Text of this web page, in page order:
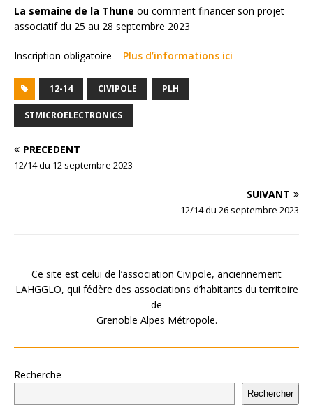
La semaine de la Thune ou comment financer son projet
associatif du 25 au 28 septembre 2023
Inscription obligatoire – Plus d’informations ici
12-14 CIVIPOLE PLH
STMICROELECTRONICS
PRÉCÉDENT
12/14 du 12 septembre 2023
SUIVANT
12/14 du 26 septembre 2023
Ce site est celui de l’association Civipole, anciennement
LAHGGLO, qui fédère des associations d’habitants du territoire
de
Grenoble Alpes Métropole.
Recherche
Rechercher